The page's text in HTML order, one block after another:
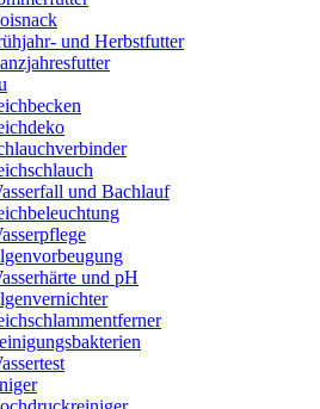
und Herbstfutter
und Bachlauf
und pH